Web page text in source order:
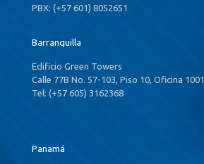
PBX: (+57 601) 8052651
Barranquilla
Edificio Green Towers
Calle 77B No. 57-103, Piso 10, Oficina 1001
Tel: (+57 605) 3162368
Panamá